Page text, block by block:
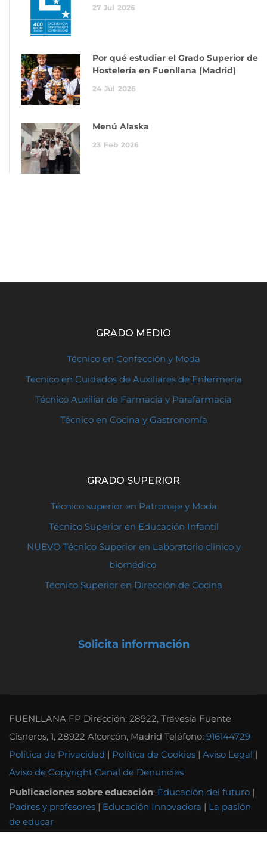
27 Jul 2026
Por qué estudiar el Grado Superior de
Hostelería en Fuenllana (Madrid)
24 Jul 2026
Menú Alaska
23 Feb 2026
GRADO MEDIO
Técnico en Confección y Moda
Técnico en Cuidados de Auxiliares de Enfermería
Técnico Auxiliar de Farmacia y Parafarmacia
Técnico en Cocina y Gastronomía
GRADO SUPERIOR
Técnico superior en Patronaje y Moda
Técnico Superior en Educación Infantil
NUEVO Técnico Superior en Laboratorio clínico y
biomédico
Técnico Superior en Dirección de Cocina
Solicita información
FUENLLANA FP Dirección: 28922, Travesía Fuente
Cisneros, 1, 28922 Alcorcón, Madrid Teléfono: 916144729
Política de Privacidad | Política de Cookies | Aviso Legal |
Aviso de Copyright Canal de Denuncias
Publicaciones sobre educación: Educación del futuro |
Padres y profesores | Educación Innovadora | La pasión
de educar